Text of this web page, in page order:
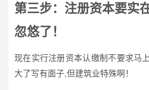
第三步：注册资本要
忽悠了！
现在实行注册资本认缴制不要求马
大了写有面子,但建筑业特殊啊！